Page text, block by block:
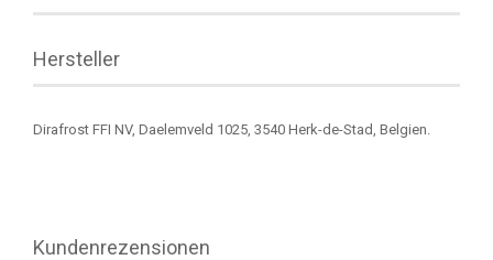
Hersteller
Dirafrost FFI NV, Daelemveld 1025, 3540 Herk-de-Stad, Belgien.
Kundenrezensionen